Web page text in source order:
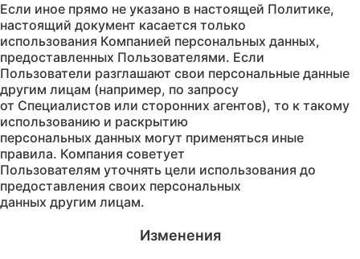
Если иное прямо не указано в настоящей Политике,
настоящий документ касается только
использования Компанией персональных данных,
предоставленных Пользователями. Если
Пользователи разглашают свои персональные данные
другим лицам (например, по запросу
от Специалистов или сторонних агентов), то к такому
использованию и раскрытию
персональных данных могут применяться иные
правила. Компания советует
Пользователям уточнять цели использования до
предоставления своих персональных
Изменения